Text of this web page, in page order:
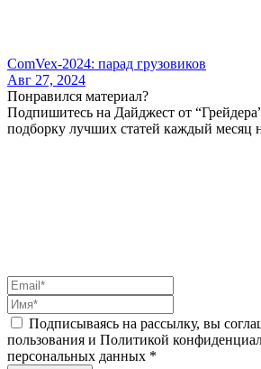
ComVex-2024: парад грузовиков
Авг 27, 2024
Понравился материал?
Подпишитесь на Дайджест от
подборку лучших статей каждый месяц
Подписываясь на рассылку, вы
пользования и Политикой
персональных данных *